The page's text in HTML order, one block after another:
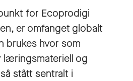
for Ecoprodigi
er omfanget globalt
brukes hvor som
læringsmateriell og
stått sentralt i